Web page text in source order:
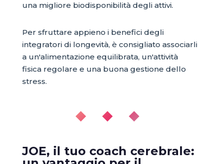
una migliore biodisponibilità degli attivi.
Per sfruttare appieno i benefici degli
integratori di longevità, è consigliato associarli
a un'alimentazione equilibrata, un'attività
fisica regolare e una buona gestione dello
stress.
◆ ◆ ◆
JOE, il tuo coach cerebrale: